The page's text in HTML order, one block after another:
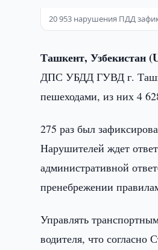
20 953 нарушения ПДД
Ташкент, Узбекистан
ДПС УБДД ГУВД г.
пешеходами, из них 4
275 раз был
Нарушителей ждет
административной
пренебрежении
Управлять
водителя, что согласно